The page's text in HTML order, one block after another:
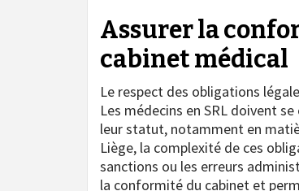
Assurer la
cabinet médical
Le respect des obligations
Les médecins en SRL doivent
leur statut, notamment en
Liège, la complexité de ces
sanctions ou les erreurs
la conformité du cabinet et